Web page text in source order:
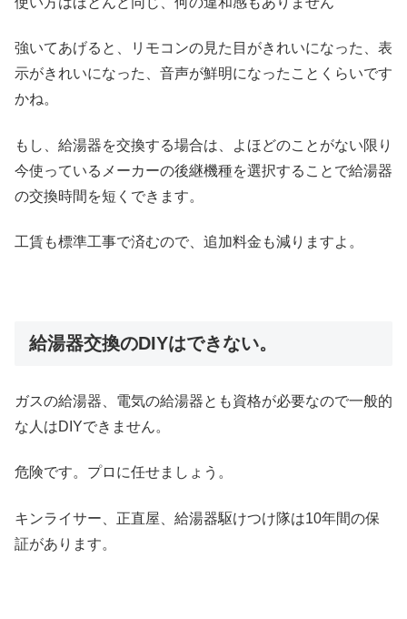
強いてあげると、リモコンの見た目がきれいになった、表
示がきれいになった、音声が鮮明になったことくらいです
かね。
もし、給湯器を交換する場合は、よほどのことがない限り
今使っているメーカーの後継機種を選択することで給湯器
の交換時間を短くできます。
工賃も標準工事で済むので、追加料金も減りますよ。
給湯器交換のDIYはできない。
ガスの給湯器、電気の給湯器とも資格が必要なので一般的
な人はDIYできません。
危険です。プロに任せましょう。
キンライサー、正直屋、給湯器駆けつけ隊は10年間の保
証があります。